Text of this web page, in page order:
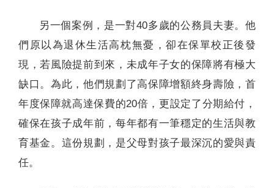
另一個案例，是一對40多歲的公務員夫妻。他
們原以為退休生活高枕無憂，卻在保單校正後發
現，若風險提前到來，未成年子女的保障將有極大
缺口。為此，他們規劃了高保障增額終身壽險，首
年度保障就高達保費的20倍，更設定了分期給付，
確保在孩子成年前，每年都有一筆穩定的生活與教
育基金。這份規劃，是父母對孩子最深沉的愛與責
任。